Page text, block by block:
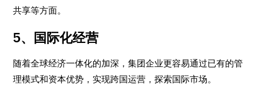
共享等方面。
5、国际化经营
随着全球经济一体化的加深，集团企业更容易通过已有的管
理模式和资本优势，实现跨国运营，探索国际市场。